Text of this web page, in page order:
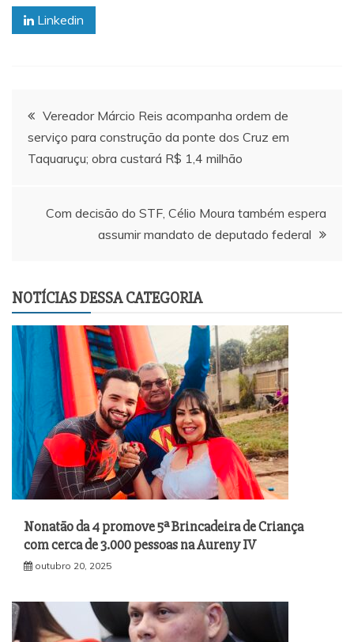
Linkedin
Navegação
de
Vereador Márcio Reis acompanha ordem de
serviço para construção da ponte dos Cruz em
Taquaruçu; obra custará R$ 1,4 milhão
Com decisão do STF, Célio Moura também espera
assumir mandato de deputado federal
NOTÍCIAS DESSA CATEGORIA
Nonatão da 4 promove 5ª Brincadeira de Criança
com cerca de 3.000 pessoas na Aureny IV
outubro 20, 2025